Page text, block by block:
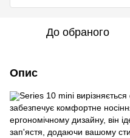
До обраного
Опис
Series 10 mini
забезпечує комфортне
ергономічному дизайну, він
зап'ястя, додаючи вашому